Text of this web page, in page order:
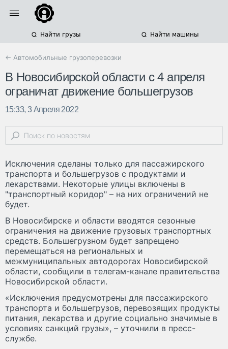
Найти грузы Найти машины
← Автомобильные грузоперевозки
В Новосибирской области с 4 апреля
ограничат движение большегрузов
15:33, 3 Апреля 2022
Исключения сделаны только для пассажирского
транспорта и большегрузов с продуктами и
лекарствами. Некоторые улицы включены в
"транспортный коридор" – на них ограничений не
будет.
В Новосибирске и области вводятся сезонные
ограничения на движение грузовых транспортных
средств. Большегрузном будет запрещено
перемещаться на региональных и
межмуниципальных автодорогах Новосибирской
области, сообщили в телегам-канале правительства
Новосибирской области.
«Исключения предусмотрены для пассажирского
транспорта и большегрузов, перевозящих продукты
питания, лекарства и другие социально значимые в
условиях санкций грузы», – уточнили в пресс-
службе.